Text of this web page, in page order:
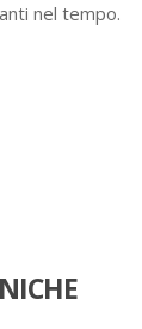
nel tempo.